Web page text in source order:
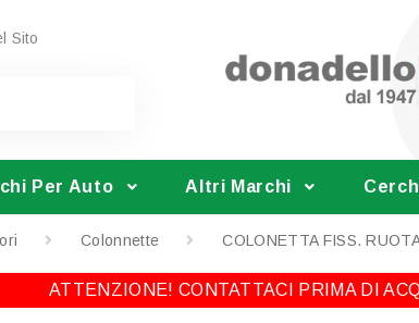
Sito
Per Auto Altri Marchi
Colonnette COLONETTA FISS.
ATTENZIONE! CONTATTACI PRIMA DI